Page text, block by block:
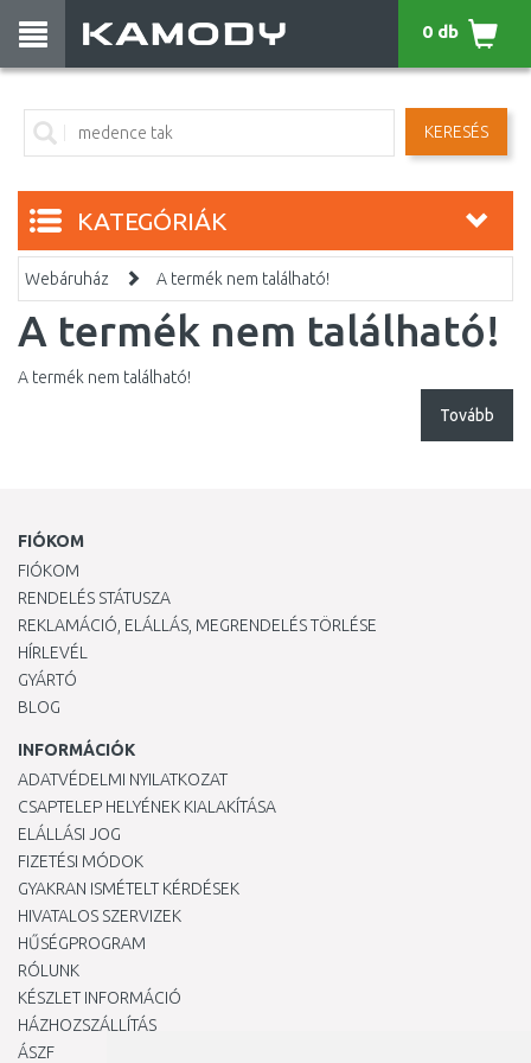
KERESÉS
0 db
KATEGÓRIÁK
Webáruház A termék nem található!
A termék nem található!
A termék nem található!
Tovább
FIÓKOM
FIÓKOM
RENDELÉS STÁTUSZA
REKLAMÁCIÓ, ELÁLLÁS, MEGRENDELÉS TÖRLÉSE
HÍRLEVÉL
GYÁRTÓ
BLOG
INFORMÁCIÓK
ADATVÉDELMI NYILATKOZAT
CSAPTELEP HELYÉNEK KIALAKÍTÁSA
ELÁLLÁSI JOG
FIZETÉSI MÓDOK
GYAKRAN ISMÉTELT KÉRDÉSEK
HIVATALOS SZERVIZEK
HŰSÉGPROGRAM
RÓLUNK
KÉSZLET INFORMÁCIÓ
HÁZHOZSZÁLLÍTÁS
ÁSZF